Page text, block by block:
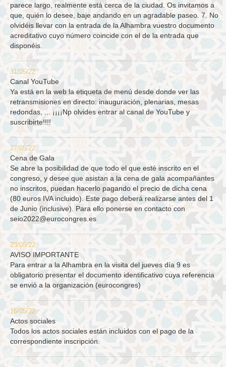
parece largo, realmente está cerca de la ciudad. Os invitamos a
que, quién lo desee, baje andando en un agradable paseo. 7. No
olvidéis llevar con la entrada de la Alhambra vuestro documento
acreditativo cuyo número coincide con el de la entrada que
disponéis.
31/05/22
Canal YouTube
Ya está en la web la etiqueta de menú desde donde ver las
retransmisiones en directo: inauguración, plenarias, mesas
redondas, ... ¡¡¡¡Np olvides entrar al canal de YouTube y
suscribirte!!!!
27/05/22
Cena de Gala
Se abre la posibilidad de que todo el que esté inscrito en el
congreso, y desee que asistan a la cena de gala acompañantes
no inscritos, puedan hacerlo pagando el precio de dicha cena
(80 euros IVA incluido). Este pago deberá realizarse antes del 1
de Junio (inclusive). Para ello ponerse en contacto con
seio2022@eurocongres.es
23/05/22
AVISO IMPORTANTE
Para entrar a la Alhambra en la visita del jueves día 9 es
obligatorio presentar el documento identificativo cuya referencia
se envió a la organización (eurocongres)
16/05/22
Actos sociales
Todos los actos sociales están incluidos con el pago de la
correspondiente inscripción.